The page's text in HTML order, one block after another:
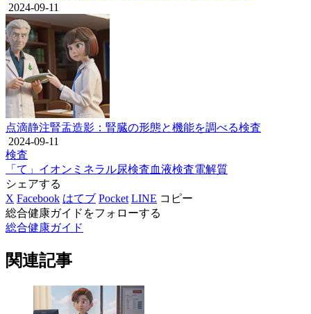
2024-09-11
点滴静注腎盂造影：腎臓の形態と機能を調べる検査
2024-09-11
検査
「て」 イオン ミネラル尿検査血液検査電解質
シェアする
X Facebook はてブ Pocket LINE コピー
総合健康ガイドをフォローする
総合健康ガイド
関連記事